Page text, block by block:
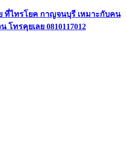
ที่ไทรโยค กาญจนบุรี เหมาะกับคน
ทรคุยเลย 0810117012